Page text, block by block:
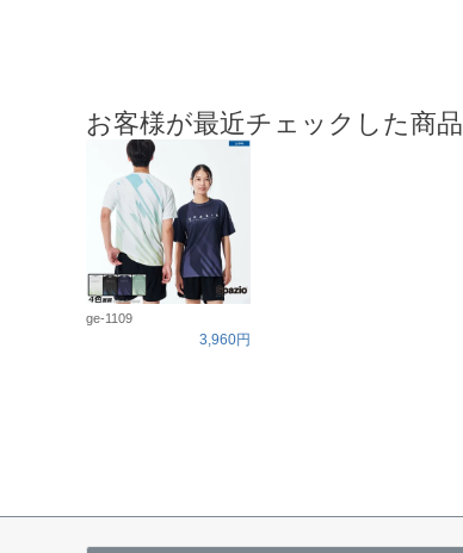
お客様が最近チェックした商品
ge-1109
3,960円